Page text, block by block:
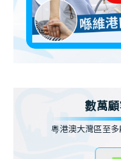
數萬
粵港澳大灣區至